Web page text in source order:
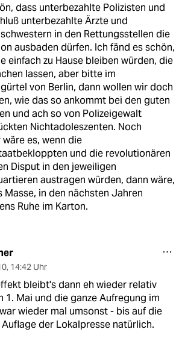
dass unterbezahlte Polizisten und
unterbezahlte Ärzte und
in den Rettungsstellen die
ausbaden dürfen. Ich fänd es schön,
einfach zu Hause bleiben würden, die
lassen, aber bitte im
von Berlin, dann wollen wir doch
wie das so ankommt bei den guten
und ach so von Polizeigewalt
Nichtadoleszenten. Noch
es, wenn die
und die revolutionären
Disput in den jeweiligen
austragen würden, dann wäre,
Masse, in den nächsten Jahren
Ruhe im Karton.
, 14:42 Uhr
bleibt's dann eh wieder relativ
1. Mai und die ganze Aufregung im
wieder mal umsonst - bis auf die
der Lokalpresse natürlich.